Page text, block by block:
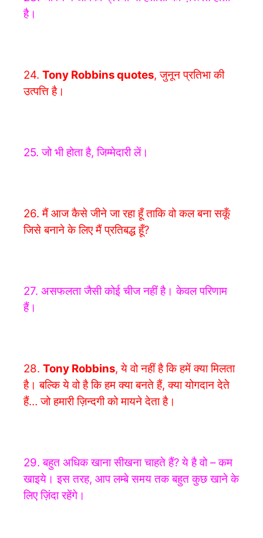
है।
24. Tony Robbins quotes,जुनून प्रतिभा की
उत्पत्ति है।
25. जो भी होता है, जिम्मेदारी लें।
26. मैं आज कैसे जीने जा रहा हूँ ताकि वो कल बना सकूँ
जिसे बनाने के लिए मैं प्रतिबद्ध हूँ?
27. असफलता जैसी कोई चीज नहीं है। केवल परिणाम
हैं।
28. Tony Robbins,ये वो नहीं है कि हमें क्या मिलता
है। बल्कि ये वो है कि हम क्या बनते हैं, क्या योगदान देते
हैं… जो हमारी ज़िन्दगी को मायने देता है।
29. बहुत अधिक खाना सीखना चाहते हैं? ये है वो – कम
खाइये। इस तरह, आप लम्बे समय तक बहुत कुछ खाने के
लिए ज़िंदा रहेंगे।